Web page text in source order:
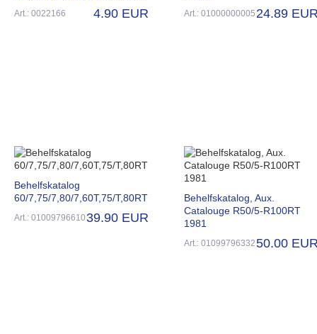
Art.: 0022166 4.90 EUR Art.: 01000000005 24.89
Behelfskatalog
60/7,75/7,80/7,60T,75/T,80RT
Art.: 01009796610 39.90 EUR
Behelfskatalog, Aux.
Catalouge R50/5-R100RT
1981
Art.: 0109979633250.00